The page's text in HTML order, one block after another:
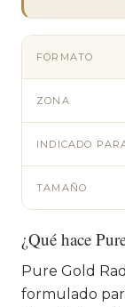
FORMATO
ZONA
INDICADO
TAMAÑO
¿Qué hace
Pure Gold
formulado